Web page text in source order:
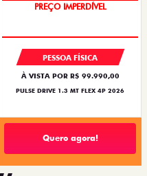
PREÇO IMPERDÍVEL
PESSOA FÍSICA
À VISTA POR R$ 99.990,00
PULSE DRIVE 1.3 MT FLEX 4P 2026
Quero agora!